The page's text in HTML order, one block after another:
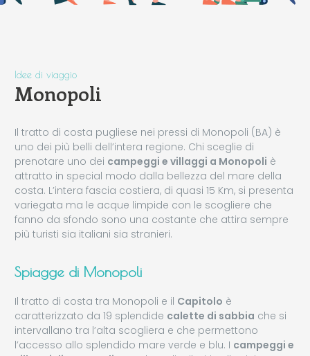
Idee di viaggio
Monopoli
Il tratto di costa pugliese nei pressi di Monopoli (BA) è
uno dei più belli dell’intera regione. Chi sceglie di
prenotare uno dei campeggi e villaggi a Monopoli è
attratto in special modo dalla bellezza del mare della
costa. L’intera fascia costiera, di quasi 15 Km, si presenta
variegata ma le acque limpide con le scogliere che
fanno da sfondo sono una costante che attira sempre
più turisti sia italiani sia stranieri.
Spiagge di Monopoli
Il tratto di costa tra Monopoli e il Capitolo è
caratterizzato da 19 splendide calette di sabbia che si
intervallano tra l’alta scogliera e che permettono
l’accesso allo splendido mare verde e blu. I campeggi e